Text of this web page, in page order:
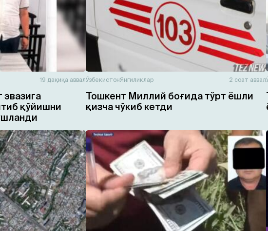
19 дақиқа аввал
қўйишни
ЎзбекистонЯнгиликлар 2 соат аввал
Тошкент Миллий боғида тўрт ёшли
қизча чўкиб кетди